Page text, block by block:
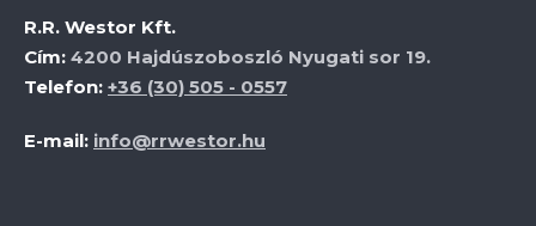
R.R. Westor Kft.
Cím: 4200 Hajdúszoboszló Nyugati sor 19.
Telefon: +36 (30) 505 - 0557
E-mail: info@rrwestor.hu